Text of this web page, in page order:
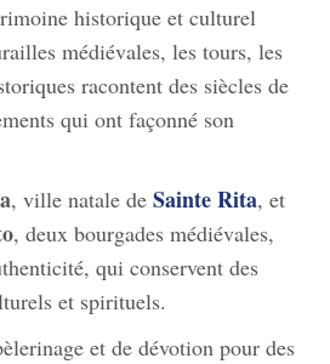
historique et culturel
médiévales, les tours, les
racontent des siècles de
qui ont façonné son
, ville natale de Sainte Rita, et
, deux bourgades médiévales,
qui conservent des
et spirituels.
et de dévotion pour des